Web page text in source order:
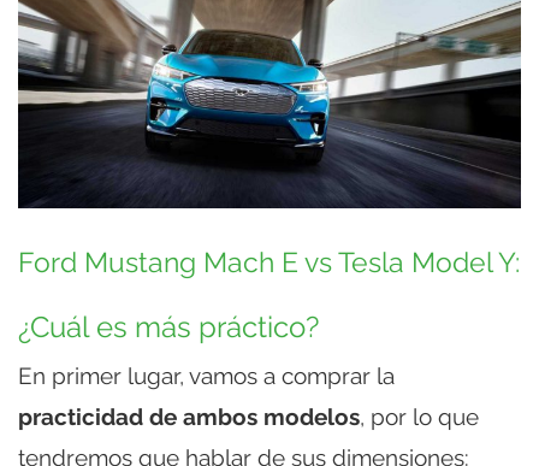
Ford Mustang Mach E vs Tesla Model Y:
¿Cuál es más práctico?
En primer lugar, vamos a comprar la
practicidad de ambos modelos, por lo que
tendremos que hablar de sus dimensiones: